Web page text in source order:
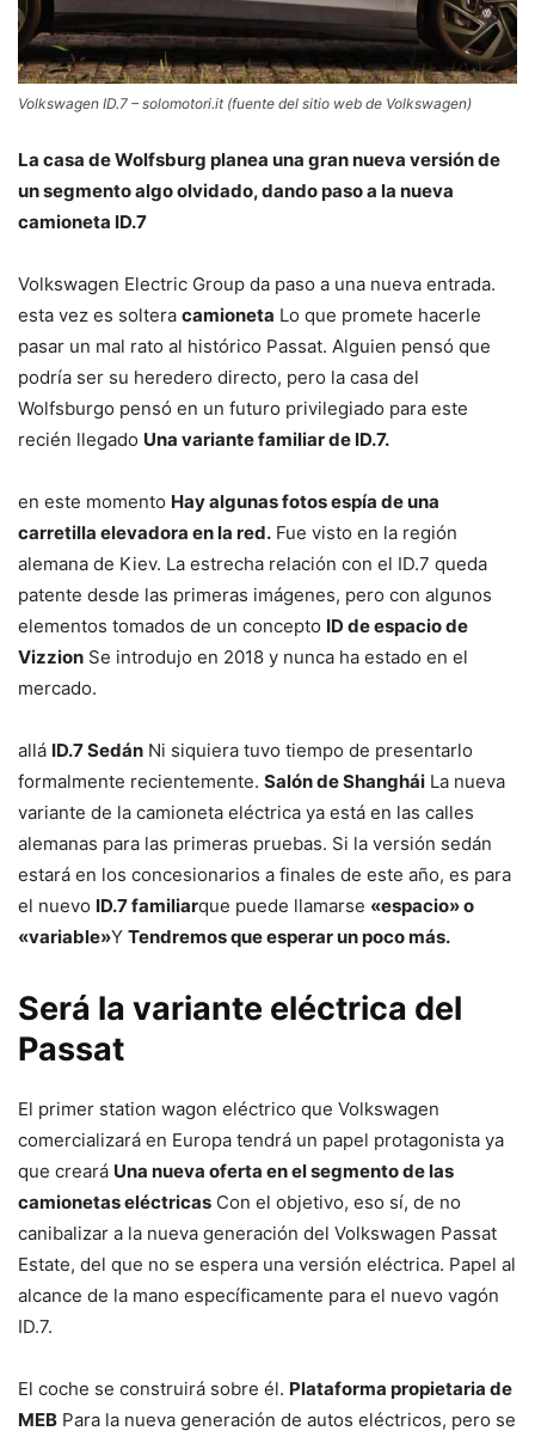
Volkswagen ID.7 – solomotori.it (fuente del sitio web de Volkswagen)
La casa de Wolfsburg planea una gran nueva versión de
un segmento algo olvidado, dando paso a la nueva
camioneta ID.7
Volkswagen Electric Group da paso a una nueva entrada.
esta vez es soltera camioneta Lo que promete hacerle
pasar un mal rato al histórico Passat. Alguien pensó que
podría ser su heredero directo, pero la casa del
Wolfsburgo pensó en un futuro privilegiado para este
recién llegado Una variante familiar de ID.7.
en este momento Hay algunas fotos espía de una
carretilla elevadora en la red. Fue visto en la región
alemana de Kiev. La estrecha relación con el ID.7 queda
patente desde las primeras imágenes, pero con algunos
elementos tomados de un concepto ID de espacio de
Vizzion Se introdujo en 2018 y nunca ha estado en el
mercado.
allá ID.7 Sedán Ni siquiera tuvo tiempo de presentarlo
formalmente recientemente. Salón de Shanghái La nueva
variante de la camioneta eléctrica ya está en las calles
alemanas para las primeras pruebas. Si la versión sedán
estará en los concesionarios a finales de este año, es para
el nuevo ID.7 familiarque puede llamarse «espacio» o
«variable»Y Tendremos que esperar un poco más.
Será la variante eléctrica del
Passat
El primer station wagon eléctrico que Volkswagen
comercializará en Europa tendrá un papel protagonista ya
que creará Una nueva oferta en el segmento de las
camionetas eléctricas Con el objetivo, eso sí, de no
canibalizar a la nueva generación del Volkswagen Passat
Estate, del que no se espera una versión eléctrica. Papel al
alcance de la mano específicamente para el nuevo vagón
ID.7.
El coche se construirá sobre él. Plataforma propietaria de
MEB Para la nueva generación de autos eléctricos, pero se